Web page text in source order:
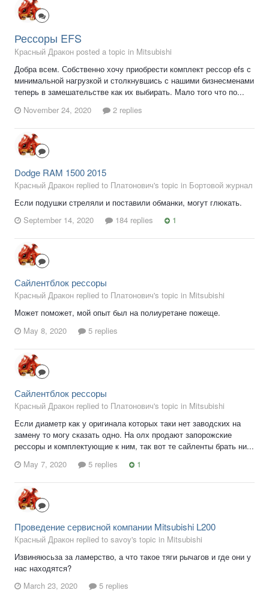
Рессоры EFS
Красный Дракон posted a topic in Mitsubishi
Добра всем. Собственно хочу приобрести комплект рессор efs с
минимальной нагрузкой и столкнувшись с нашими бизнесменами
теперь в замешательстве как их выбирать. Мало того что по...
November 24, 2020
2 replies
Dodge RAM 1500 2015
Красный Дракон replied to Платонович's topic in Бортовой журнал
Если подушки стреляли и поставили обманки, могут глюкать.
September 14, 2020
184 replies 1
Сайлентблок рессоры
Красный Дракон replied to Платонович's topic in Mitsubishi
Может поможет, мой опыт был на полиуретане пожеще.
May 8, 2020
5 replies
Сайлентблок рессоры
Красный Дракон replied to Платонович's topic in Mitsubishi
Если диаметр как у оригинала которых таки нет заводских на
замену то могу сказать одно. На олх продают запорожские
рессоры и комплектующие к ним, так вот те сайленты брать ни...
May 7, 2020
5 replies 1
Проведение сервисной компании Mitsubishi L200
Красный Дракон replied to savoy's topic in Mitsubishi
Извиняюсьза за ламерство, а что такое тяги рычагов и где они у
нас находятся?
March 23, 2020
5 replies